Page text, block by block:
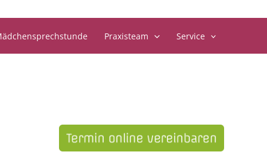
Praxisteam Service